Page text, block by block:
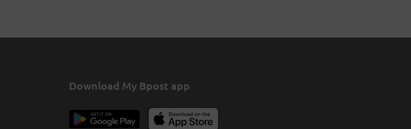
Download My Bpost app